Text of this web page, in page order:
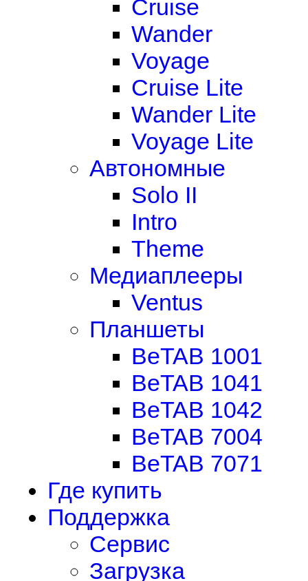
Cruise
Wander
Voyage
Cruise Lite
Wander Lite
Voyage Lite
Автономные
Solo II
Intro
Theme
Медиаплееры
Ventus
Планшеты
BeTAB 1001
BeTAB 1041
BeTAB 1042
BeTAB 7004
BeTAB 7071
Где купить
Поддержка
Сервис
Загрузка